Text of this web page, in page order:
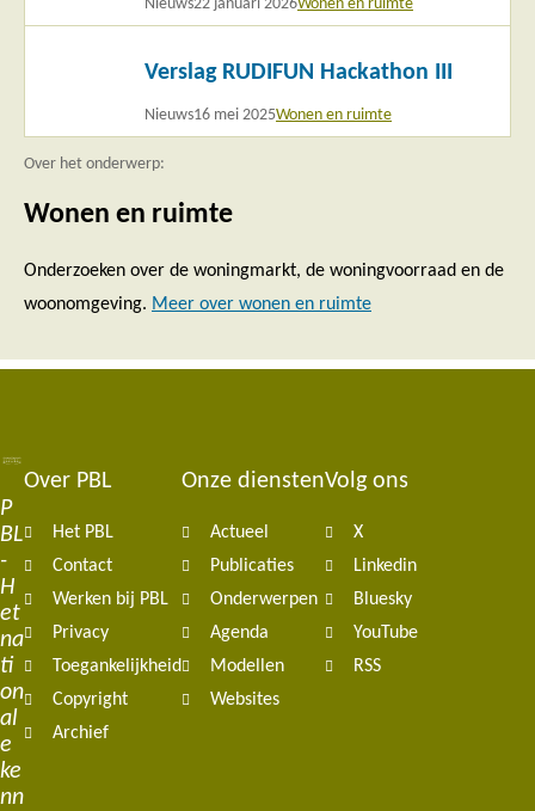
Nieuws22 januari 2026Wonen en ruimte
Verslag RUDIFUN Hackathon III
Nieuws16 mei 2025Wonen en ruimte
Over het onderwerp:
Wonen en ruimte
Onderzoeken over de woningmarkt, de woningvoorraad en de
woonomgeving. Meer over wonen en ruimte
P
BL
-
H
et
na
ti
on
al
e
ke
nn
Footer
navigation
Over PBL
Het PBL
Contact
Werken bij PBL
Privacy
Toegankelijkheid
Copyright
Archief
Onze diensten
Actueel
Publicaties
Onderwerpen
Agenda
Modellen
Websites
Volg ons
X
Linkedin
Bluesky
YouTube
RSS